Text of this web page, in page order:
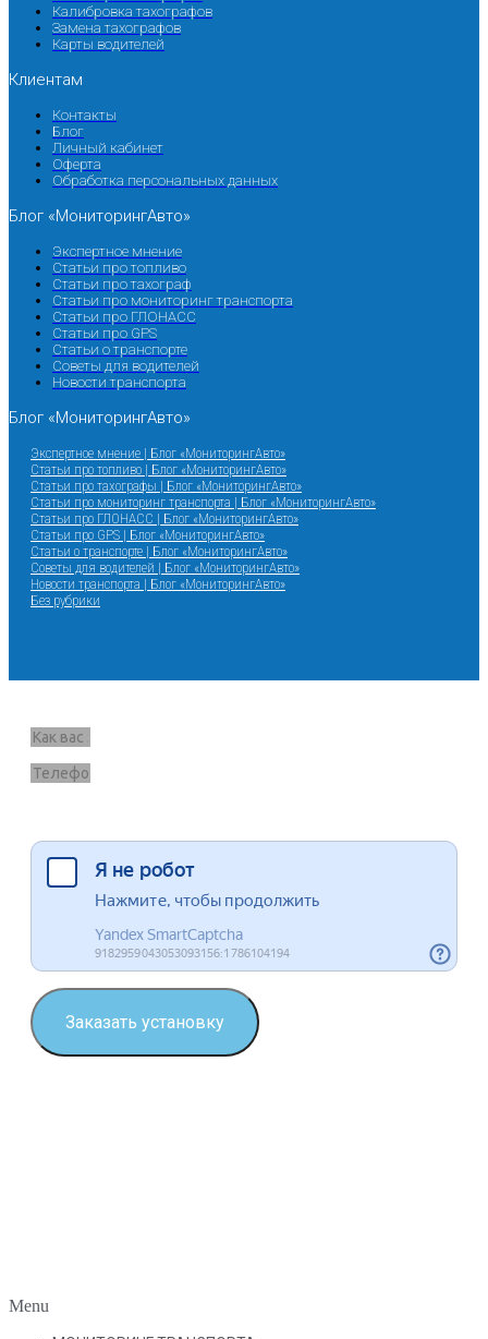
Калибровка тахографов
Замена тахографов
Карты водителей
Клиентам
Контакты
Блог
Личный кабинет
Оферта
Обработка персональных данных
Блог «МониторингАвто»
Экспертное мнение
Статьи про топливо
Статьи про тахограф
Статьи про мониторинг транспорта
Статьи про ГЛОНАСС
Статьи про GPS
Статьи о транспорте
Советы для водителей
Новости транспорта
Блог «МониторингАвто»
Экспертное мнение | Блог «МониторингАвто»
Статьи про топливо | Блог «МониторингАвто»
Статьи про тахографы | Блог «МониторингАвто»
Статьи про мониторинг транспорта | Блог «МониторингАвто»
Статьи про ГЛОНАСС | Блог «МониторингАвто»
Статьи про GPS | Блог «МониторингАвто»
Статьи о транспорте | Блог «МониторингАвто»
Советы для водителей | Блог «МониторингАвто»
Новости транспорта | Блог «МониторингАвто»
Без рубрики
Заказать установку
Menu